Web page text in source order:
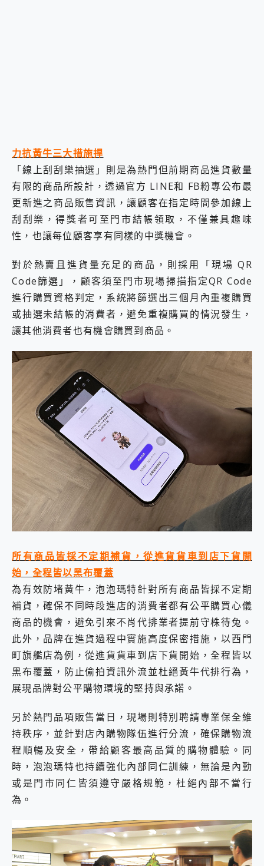
力抗黃牛三大措施捍
「線上刮刮樂抽選」則是為熱門但前期商品進貨數量
有限的商品所設計，透過官方 LINE和 FB粉專公布最
更新進之商品販售資訊，讓顧客在指定時間參加線上
刮刮樂，得獎者可至門市結帳領取，不僅兼具趣味
性，也讓每位顧客享有同樣的中獎機會。
對於熱賣且進貨量充足的商品，則採用「現場 QR
Code篩選」，顧客須至門市現場掃描指定QR Code
進行購買資格判定，系統將篩選出三個月內重複購買
或抽選未結帳的消費者，避免重複購買的情況發生，
讓其他消費者也有機會購買到商品。
所有商品皆採不定期補貨，從進貨貨車到店下貨開
始，全程皆以黑布覆蓋
為有效防堵黃牛，泡泡瑪特針對所有商品皆採不定期
補貨，確保不同時段進店的消費者都有公平購買心儀
商品的機會，避免引來不肖代排業者提前守株待兔。
此外，品牌在進貨過程中實施高度保密措施，以西門
町旗艦店為例，從進貨貨車到店下貨開始，全程皆以
黑布覆蓋，防止偷拍資訊外流並杜絕黃牛代排行為，
展現品牌對公平購物環境的堅持與承諾。
另於熱門品項販售當日，現場則特別聘請專業保全維
持秩序，並針對店內購物隊伍進行分流，確保購物流
程順暢及安全，帶給顧客最高品質的購物體驗。同
時，泡泡瑪特也持續強化內部同仁訓練，無論是內勤
或是門市同仁皆須遵守嚴格規範，杜絕內部不當行
為。